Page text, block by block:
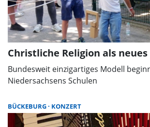
Christliche Religion als
Bundesweit einzigartiges Modell
Niedersachsens Schulen
BÜCKEBURG KONZERT